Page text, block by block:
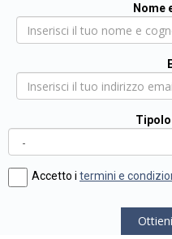
Nome
Accetto i termini e